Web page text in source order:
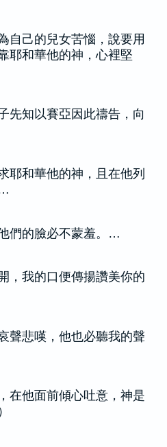
自己的兒女苦惱，說要用
耶和華他的神，心裡堅
先知以賽亞因此禱告，向
耶和華他的神，且在他列
們的臉必不蒙羞。…
，我的口便傳揚讚美你的
聲悲嘆，他也必聽我的聲
在他面前傾心吐意，神是